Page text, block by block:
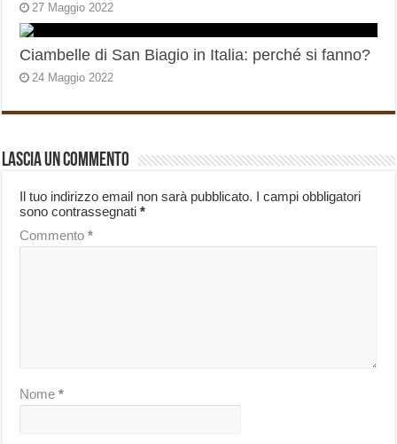
27 Maggio 2022
Ciambelle di San Biagio in Italia: perché si fanno?
24 Maggio 2022
Lascia un commento
Il tuo indirizzo email non sarà pubblicato. I campi obbligatori
sono contrassegnati*
Commento*
Nome*